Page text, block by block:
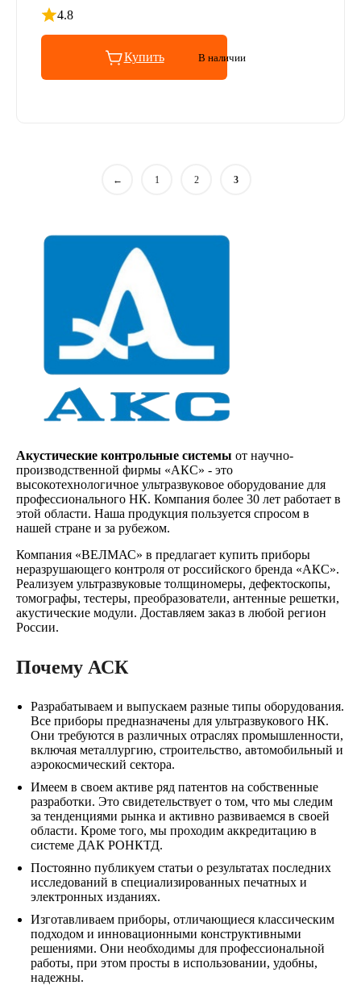
4.8
Рейтинг 4.8 из 5
Купить В наличии
← 1 2 3
Акустические контрольные системы от научно-
производственной фирмы «АКС» - это
высокотехнологичное ультразвуковое оборудование для
профессионального НК. Компания более 30 лет работает в
этой области. Наша продукция пользуется спросом в
нашей стране и за рубежом.
Компания «ВЕЛМАС» в предлагает купить приборы
неразрушающего контроля от российского бренда «АКС».
Реализуем ультразвуковые толщиномеры, дефектоскопы,
томографы, тестеры, преобразователи, антенные решетки,
акустические модули. Доставляем заказ в любой регион
России.
Почему АСК
Разрабатываем и выпускаем разные типы оборудования.
Все приборы предназначены для ультразвукового НК.
Они требуются в различных отраслях промышленности,
включая металлургию, строительство, автомобильный и
аэрокосмический сектора.
Имеем в своем активе ряд патентов на собственные
разработки. Это свидетельствует о том, что мы следим
за тенденциями рынка и активно развиваемся в своей
области. Кроме того, мы проходим аккредитацию в
системе ДАК РОНКТД.
Постоянно публикуем статьи о результатах последних
исследований в специализированных печатных и
электронных изданиях.
Изготавливаем приборы, отличающиеся классическим
подходом и инновационными конструктивными
решениями. Они необходимы для профессиональной
работы, при этом просты в использовании, удобны,
надежны.